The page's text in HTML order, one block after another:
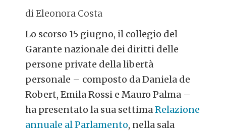
di Eleonora Costa
Lo scorso 15 giugno, il collegio del
Garante nazionale dei diritti delle
persone private della libertà
personale – composto da Daniela de
Robert, Emila Rossi e Mauro Palma –
ha presentato la sua settimaRelazione
annuale al Parlamento, nella sala